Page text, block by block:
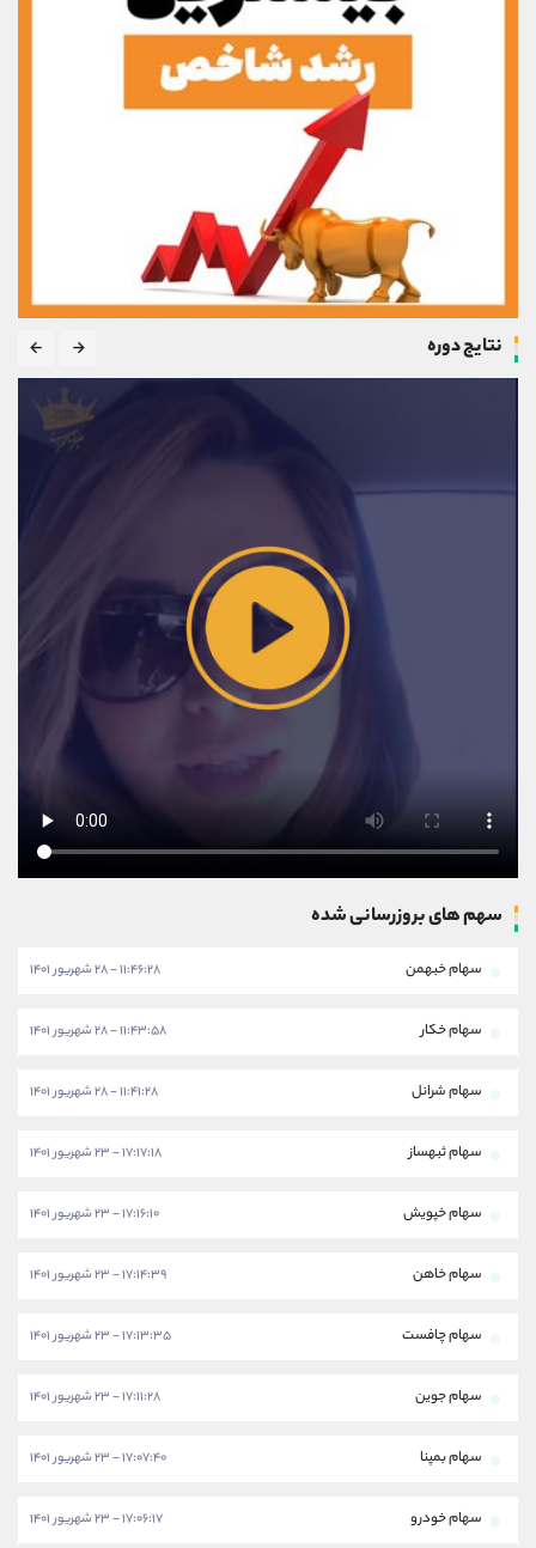
نتایج دوره
سهم های بروزرسانی شده
سهام خبهمن ۱۱:۴۶:۲۸ - ۲۸ شهریور ۱۴۰۱
سهام خکار ۱۱:۴۳:۵۸ - ۲۸ شهریور ۱۴۰۱
سهام شرانل ۱۱:۴۱:۲۸ - ۲۸ شهریور ۱۴۰۱
سهام ثبهساز ۱۷:۱۷:۱۸ - ۲۳ شهریور ۱۴۰۱
سهام خپویش ۱۷:۱۶:۱۰ - ۲۳ شهریور ۱۴۰۱
سهام خاهن ۱۷:۱۴:۳۹ - ۲۳ شهریور ۱۴۰۱
سهام چافست ۱۷:۱۳:۳۵ - ۲۳ شهریور ۱۴۰۱
سهام جوین ۱۷:۱۱:۲۸ - ۲۳ شهریور ۱۴۰۱
سهام بمپنا ۱۷:۰۷:۴۰ - ۲۳ شهریور ۱۴۰۱
سهام خودرو ۱۷:۰۶:۱۷ - ۲۳ شهریور ۱۴۰۱